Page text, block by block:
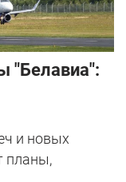
"Белавиа":
и новых
планы,